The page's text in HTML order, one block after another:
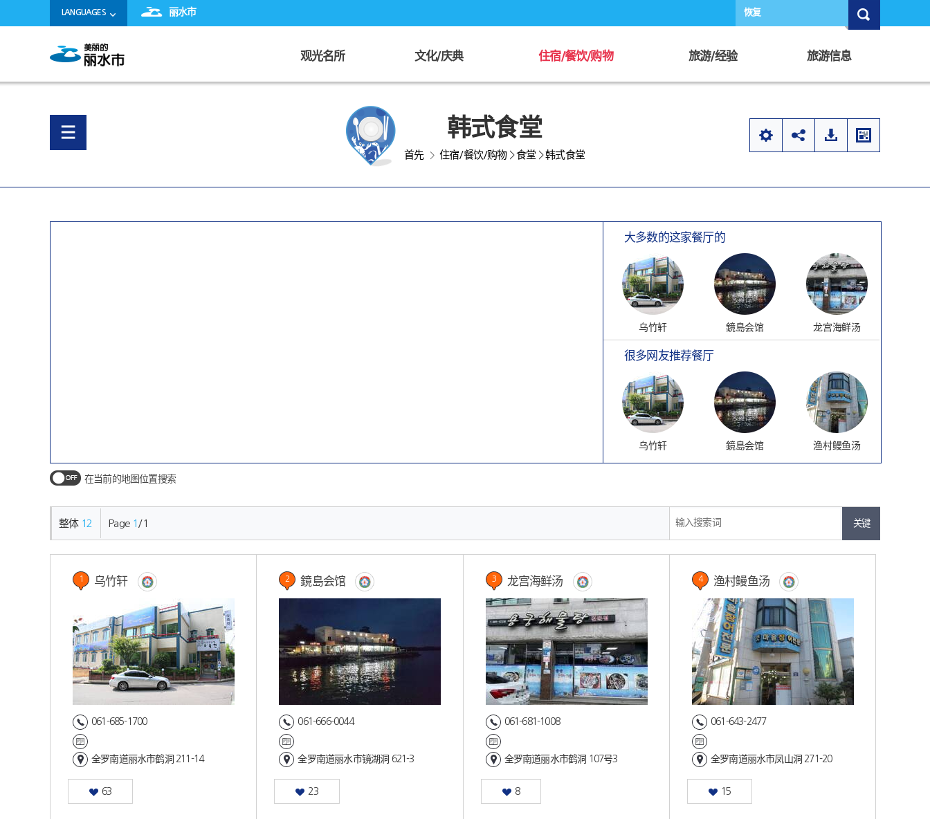
LANGUAGES 丽水市 恢复
观光名所 文化/庆典 住宿/餐饮/购物 旅游/经验 旅游信息
韩式食堂
首先 > 住宿/餐饮/购物>食堂 >韩式食堂
大多数的这家餐厅的
乌竹轩 鏡島会馆 龙宫海鲜汤
很多网友推荐餐厅
乌竹轩 鏡島会馆 渔村鳗鱼汤
在当前的地图位置搜索
整体 12 Page 1 /1 输入搜索词
1 乌竹轩
061-685-1700
全罗南道丽水市鹤洞 211-14
63
2 鏡島会馆
061-666-0044
全罗南道丽水市镜湖洞 621-3
23
3 龙宫海鲜汤
061-681-1008
全罗南道丽水市鹤洞 107号3
8
4 渔村鳗鱼汤
061-643-2477
全罗南道丽水市凤山洞 271-20
15